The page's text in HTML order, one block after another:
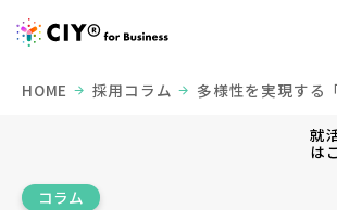
HOME 採用コラム 多様性を実現する
就
は
コラム